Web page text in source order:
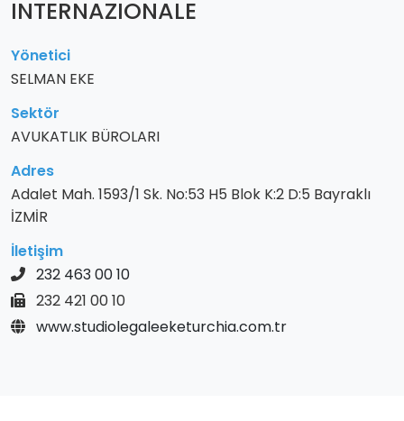
INTERNAZIONALE
Yönetici
SELMAN EKE
Sektör
AVUKATLIK BÜROLARI
Adres
Adalet Mah. 1593/1 Sk. No:53 H5 Blok K:2 D:5 Bayraklı
İZMİR
İletişim
232 463 00 10
232 421 00 10
www.studiolegaleeketurchia.com.tr